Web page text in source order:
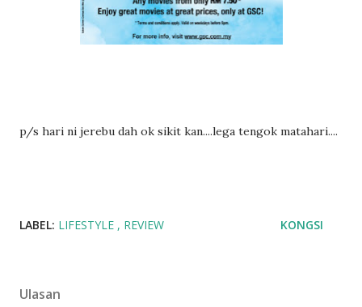
p/s hari ni jerebu dah ok sikit kan....lega tengok matahari....
LABEL: LIFESTYLE REVIEW KONGSI
Ulasan